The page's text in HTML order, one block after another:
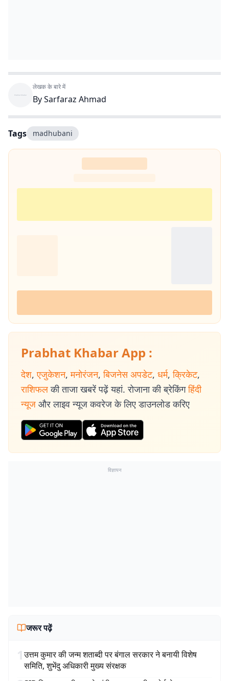
लेखक के बारे में
BySarfaraz Ahmad
Tags madhubani
Prabhat Khabar App :
देश, एजुकेशन, मनोरंजन, बिजनेस अपडेट, धर्म, क्रिकेट,
राशिफल की ताजा खबरें पढ़ें यहां. रोजाना की ब्रेकिंग हिंदी
न्यूज और लाइव न्यूज कवरेज के लिए डाउनलोड करिए
विज्ञापन
जरूर पढ़ें
1उत्तम कुमार की जन्म शताब्दी पर बंगाल सरकार ने बनायी विशेष
समिति, शुभेंदु अधिकारी मुख्य संरक्षक